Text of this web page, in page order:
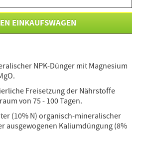
NPK-Dünger mit Magnesium
Freisetzung der Nährstoffe
von 75 - 100 Tagen.
(10% N) organisch-mineralischer
ausgewogenen Kaliumdüngung (8%